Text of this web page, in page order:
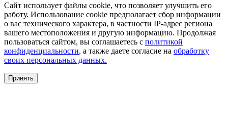
Сайт использует файлы cookie, что позволяет улучшить его
работу. Использование cookie предполагает сбор информации
о вас технического характера, в частности IP-адрес региона
вашего местоположения и другую информацию. Продолжая
пользоваться сайтом, вы соглашаетесь с политикой
конфиденциальности, а также даете согласие на обработку
своих персональных данных.
Принять